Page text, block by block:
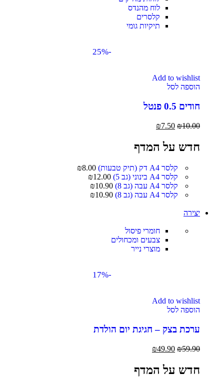
לוח מהנדס
קלסרים
תיקיות גומי
-25%
Add to wishlist
הוספה לסל
חודים 0.5 פנטל
₪10.00
₪7.50
חדש על המדף
קלסר A4 דק (תיק טבעות) ₪8.00
קלסר A4 בינוני (גב 5)
₪12.00
קלסר A4 עבה (גב 8)
₪10.90
קלסר A4 עבה (גב 8)
₪10.90
יצירה
חומרי פיסול
צבעים ומכחולים
מוצרי נייר
-17%
Add to wishlist
הוספה לסל
ערכת בצק – חגיגת יום הולדת
₪59.90
₪49.90
חדש על המדף